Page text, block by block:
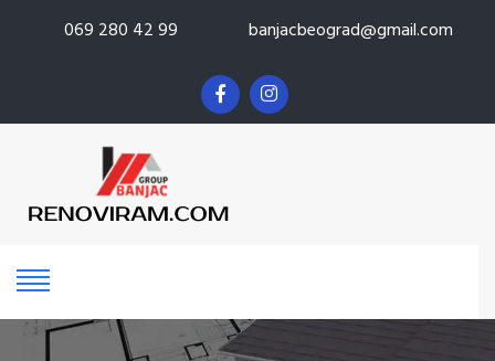
069 280 42 99 banjacbeograd@gmail.com